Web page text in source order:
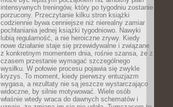
intensywnych treningów, który po tygodniu zostanie
porzucony. Przeczytanie kilku stron książki
codziennie bywa cenniejsze niż nierealny zamiar
pochłaniania jednej książki tygodniowo. Nawyki
lubią regularność, a nie heroiczne zrywy. Kiedy
nowe działanie staje się przewidywalne i związane
z konkretnym momentem dnia, rośnie szansa, że z
czasem przestanie wymagać szczególnego
wysiłku. W połowie procesu pojawia się zwykle
kryzys. To moment, kiedy pierwszy entuzjazm
wygasa, a rezultaty nie są jeszcze wystarczająco
widoczne, by silnie motywować. Wiele osób
właśnie wtedy wraca do dawnych schematów i